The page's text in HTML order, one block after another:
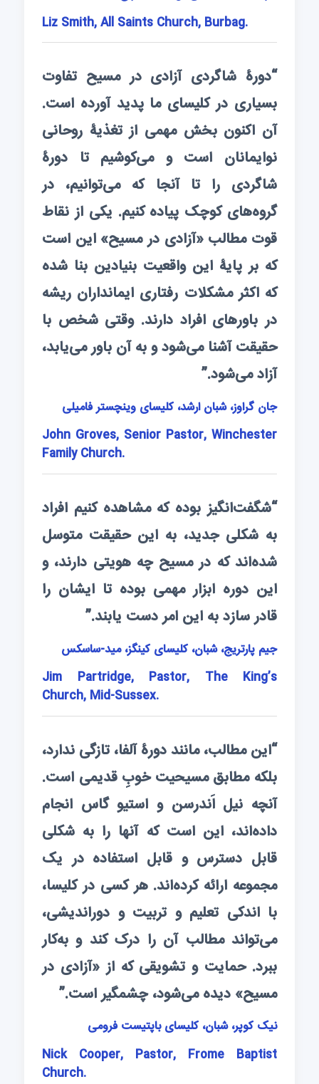
Liz Smith, All Saints Church, Burbag.
“دورۀ شاگردی آزادی در مسیح تفاوت
بسیاری در کلیسای ما پدید آورده است.
آن اکنون بخش مهمی از تغذیۀ روحانی
نوایمانان است و می‌کوشیم تا دورۀ
شاگردی را تا آنجا که می‌توانیم، در
گروه‌های کوچک پیاده کنیم. یکی از نقاط
قوت مطالب «آزادی در مسیح» این است
که بر پایۀ این واقعیت بنیادین بنا شده
که اکثر مشکلات رفتاری ایمانداران ریشه
در باورهای افراد دارند. وقتی شخص با
حقیقت آشنا می‌شود و به آن باور می‌یابد،
آزاد می‌شود.”
جان گراوز، شبان ارشد، کلیسای وینچستر فامیلی
John Groves, Senior Pastor, Winchester
Family Church.
“شگفت‌انگیز بوده که مشاهده کنیم افراد
به شکلی جدید، به این حقیقت متوسل
شده‌اند که در مسیح چه هویتی دارند، و
این دوره ابزار مهمی بوده تا ایشان را
قادر سازد به این امر دست یابند.”
جیم پارتریج، شبان، کلیسای کینگز، مید-ساسکس
Jim Partridge, Pastor, The King’s
Church, Mid-Sussex.
“این مطالب، مانند دورۀ آلفا، تازگی ندارد،
بلکه مطابق مسیحیت خوبِ قدیمی است.
آنچه نیل اَندرسن و استیو گاس انجام
داده‌اند، این است که آنها را به شکلی
قابل دسترس و قابل استفاده در یک
مجموعه ارائه کرده‌اند. هر کسی در کلیسا،
با اندکی تعلیم و تربیت و دوراندیشی،
می‌تواند مطالب آن را درک کند و به‌کار
ببرد. حمایت و تشویقی که از «آزادی در
مسیح» دیده می‌شود، چشمگیر است.”
نیک کوپر، شبان، کلیسای باپتیست فرومی
Nick Cooper, Pastor, Frome Baptist
Church.